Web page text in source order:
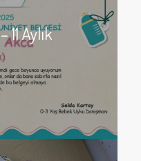
11 Aylık